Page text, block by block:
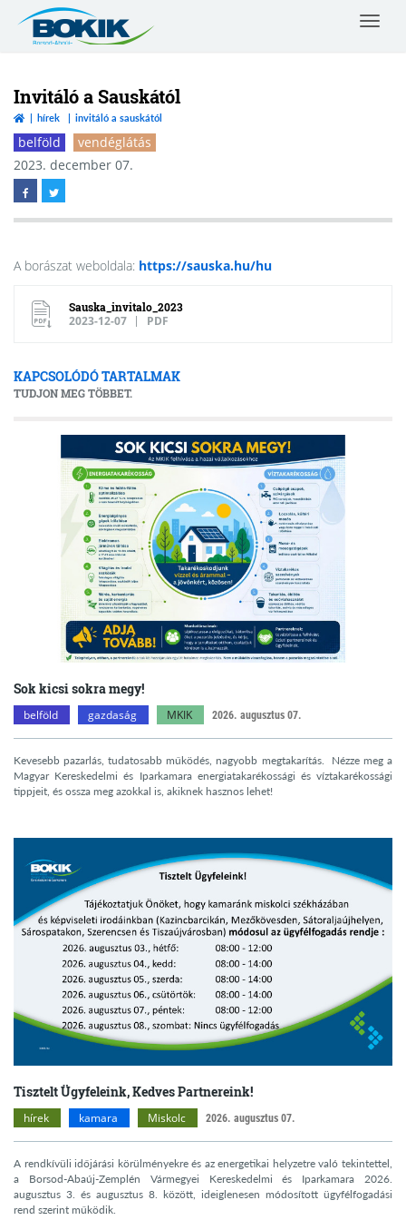
Zemplén
Vármegyei
Kereskedelmi
és
Iparkamara
Toggle
Invitáló a Sauskától
hírek invitáló a sauskától
belföld
vendéglátás
2023. december 07.
A borászat weboldala: https://sauska.hu/hu
Sauska_invitalo_2023
2023-12-07 PDF
KAPCSOLÓDÓ TARTALMAK
TUDJON MEG TÖBBET.
Sok kicsi sokra megy!
belföld gazdaság MKIK 2026. augusztus 07.
Kevesebb pazarlás, tudatosabb működés, nagyobb megtakarítás. Nézze meg a
Magyar Kereskedelmi és Iparkamara energiatakarékossági és víztakarékossági
tippjeit, és ossza meg azokkal is, akiknek hasznos lehet!
Tisztelt Ügyfeleink, Kedves Partnereink!
hírek kamara Miskolc 2026. augusztus 07.
A rendkívüli időjárási körülményekre és az energetikai helyzetre való tekintettel,
a Borsod-Abaúj-Zemplén Vármegyei Kereskedelmi és Iparkamara 2026.
augusztus 3. és augusztus 8. között, ideiglenesen módosított ügyfélfogadási
rend szerint működik.